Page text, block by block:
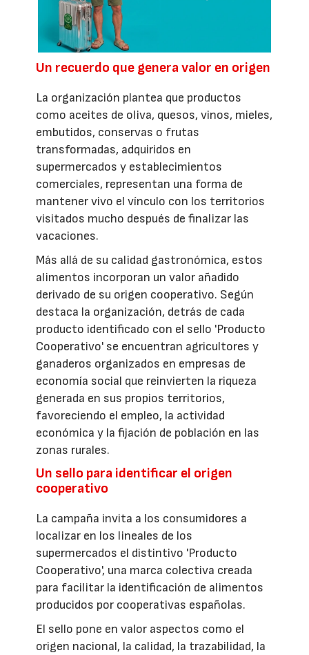
Un recuerdo que genera valor en origen
La organización plantea que productos
como aceites de oliva, quesos, vinos, mieles,
embutidos, conservas o frutas
transformadas, adquiridos en
supermercados y establecimientos
comerciales, representan una forma de
mantener vivo el vínculo con los territorios
visitados mucho después de finalizar las
vacaciones.
Más allá de su calidad gastronómica, estos
alimentos incorporan un valor añadido
derivado de su origen cooperativo. Según
destaca la organización, detrás de cada
producto identificado con el sello 'Producto
Cooperativo' se encuentran agricultores y
ganaderos organizados en empresas de
economía social que reinvierten la riqueza
generada en sus propios territorios,
favoreciendo el empleo, la actividad
económica y la fijación de población en las
zonas rurales.
Un sello para identificar el origen
cooperativo
La campaña invita a los consumidores a
localizar en los lineales de los
supermercados el distintivo 'Producto
Cooperativo', una marca colectiva creada
para facilitar la identificación de alimentos
producidos por cooperativas españolas.
El sello pone en valor aspectos como el
origen nacional, la calidad, la trazabilidad, la